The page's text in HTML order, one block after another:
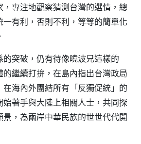
，專注地觀察猜測台灣的選情，總
有利，否則不利，等等的簡單化
突破，仍有待像曉波兄這樣的
的繼續打拚，在島內指出台灣政局
海內外團結所有「反獨促統」的
著手與大陸上相關人士，共同探
，為兩岸中華民族的世世代代開